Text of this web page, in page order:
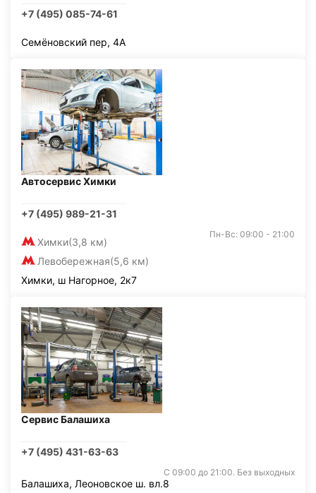
+7 (495) 085-74-61
Семёновский пер, 4А
Автосервис Химки
+7 (495) 989-21-31
Химки(3,8 км)
Левобережная(5,6 км)
Пн-Вс: 09:00 - 21:00
Химки, ш Нагорное, 2к7
Сервис Балашиха
+7 (495) 431-63-63
С 09:00 до 21:00. Без выходных
Балашиха, Леоновское ш. вл.8